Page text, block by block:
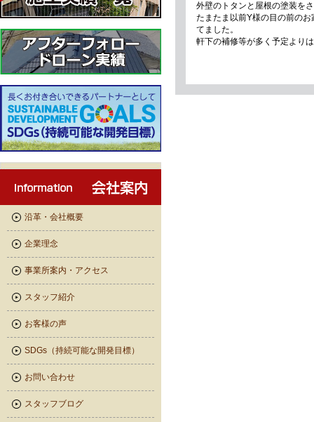
沿革・会社概要
企業理念
事業所案内・アクセス
スタッフ紹介
お客様の声
SDGs（持続可能な開発目標）
お問い合わせ
スタッフブログ
外壁のトタンと屋根の塗装を
たまたま以前Y様の目の前の
てました。
軒下の補修等が多く予定より